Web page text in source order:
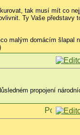
tak musí mít co
Ty Vaše představy
malým domácím šlapal
propojení